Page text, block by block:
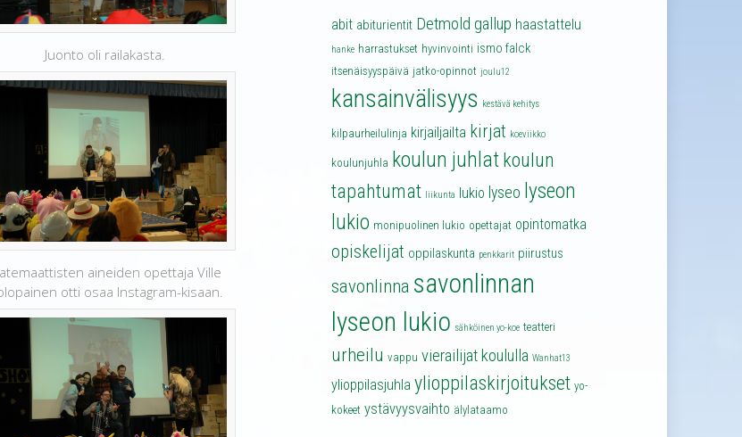
Juonto oli railakasta.
aineiden opettaja Ville
otti osaa Instagram-kisaan.
abit abiturientit Detmold gallup haastattelu
hanke harrastukset hyvinvointi ismo falck
itsenäisyyspäivä jatko-opinnot joulu12
kansainvälisyys kestävä kehitys
kilpaurheilulinja kirjailjailta kirjat koeviikko
koulunjuhla koulun juhlat koulun
tapahtumat liikunta lukio lyseo lyseon
lukio monipuolinen lukio opettajat opintomatka
opiskelijat oppilaskunta penkkarit piirustus
savonlinna savonlinnan
lyseon lukio sähköinen yo-koe teatteri
urheilu vappu vierailijat koululla Wanhat13
ylioppilasjuhla ylioppilaskirjoitukset yo-
kokeet ystävyysvaihto älylataamo